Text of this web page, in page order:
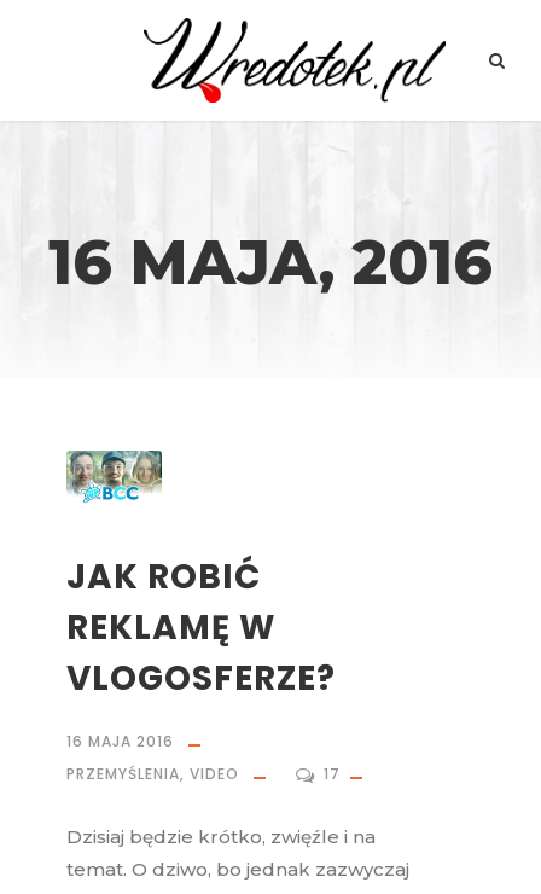
16 MAJA, 2016
JAK ROBIĆ
REKLAMĘ W
VLOGOSFERZE?
16 MAJA 2016
PRZEMYŚLENIA, VIDEO 17
Dzisiaj będzie krótko, zwięźle i na
temat. O dziwo, bo jednak zazwyczaj